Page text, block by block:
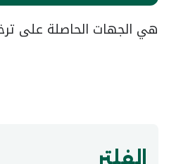
هي الجهات الحاصلة على
الفلتر